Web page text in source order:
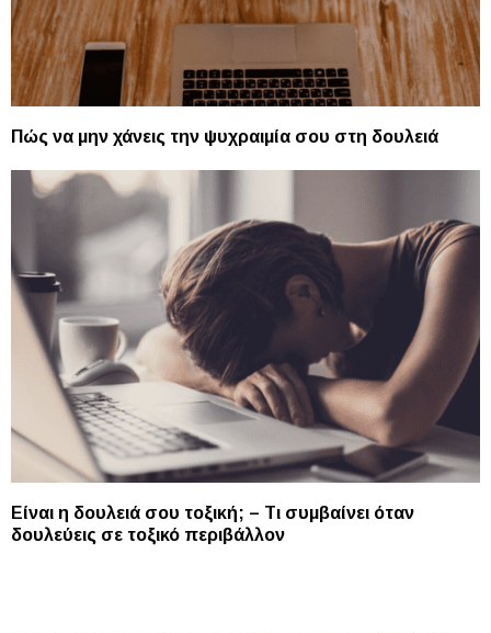
Πώς να μην χάνεις την ψυχραιμία σου στη δουλειά
Είναι η δουλειά σου τοξική; – Τι συμβαίνει όταν
δουλεύεις σε τοξικό περιβάλλον